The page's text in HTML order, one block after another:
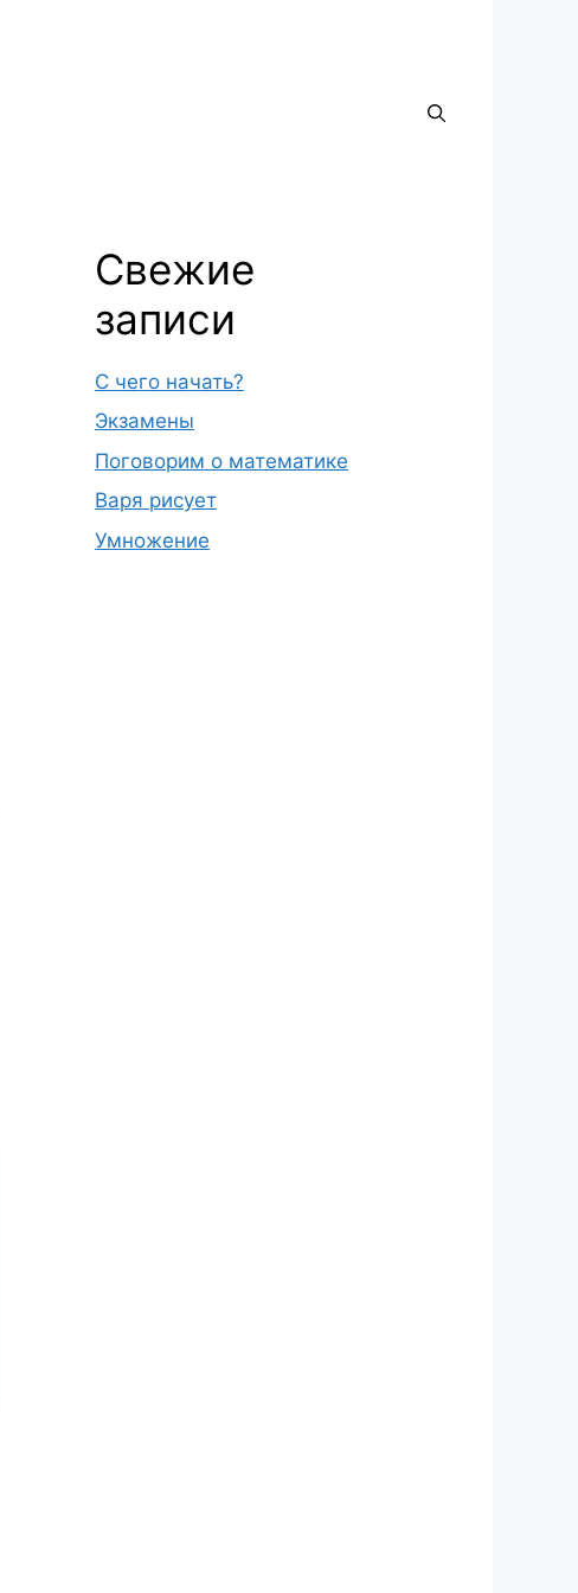
Свежие
записи
С чего начать?
Экзамены
Поговорим о математике
Варя рисует
Умножение